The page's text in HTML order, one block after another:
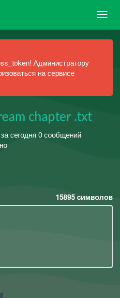
Администратору
на сервисе
chapter .txt
сегодня 0 сообщений
15895символов